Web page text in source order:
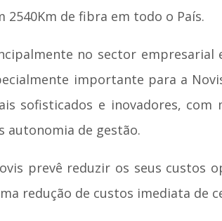
de fibra em todo o País.
no sector
importante para a
sofisticados e inovadores, com
autonomia de gestão.
prevê reduzir os seus custos
redução de custos imediata de